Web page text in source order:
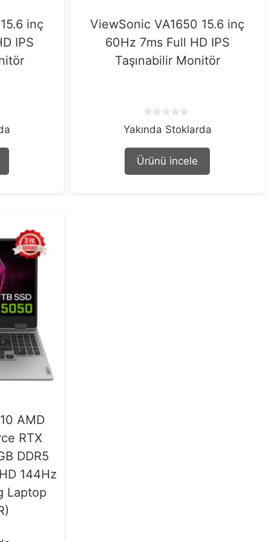
inç
IPS
ViewSonic VA1650 15.6 inç
60Hz 7ms Full HD IPS
Taşınabilir Monitör
o
o
f
Yakında Stoklarda
Ürünü incele
AMD
RTX
DDR5
144Hz
Laptop